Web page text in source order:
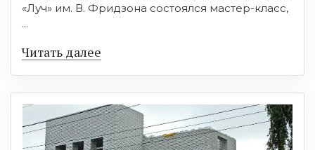
«Луч» им. В. Фридзона состоялся мастер-класс,
...
Читать далее